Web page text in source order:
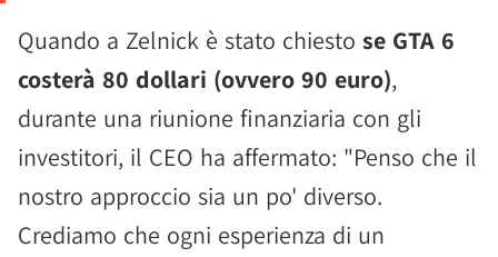
Quando a Zelnick è stato chiesto se GTA 6
costerà 80 dollari (ovvero 90 euro),
durante una riunione finanziaria con gli
investitori, il CEO ha affermato: "Penso che il
nostro approccio sia un po' diverso.
Crediamo che ogni esperienza di un